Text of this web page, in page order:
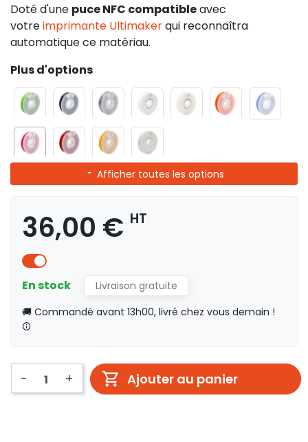
Doté d'une puce NFC compatibleavec
votreimprimante Ultimakerqui reconnaîtra
automatique ce matériau.
Plus d'options
Afficher toutes les options
36,00 € HT
En stock
Livraison gratuite
🚚 Commandé avant 13h00, livré chez vous demain !
- + Ajouter au panier